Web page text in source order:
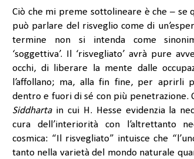
Ciò che mi preme sottolineare è che – se
può parlare del risveglio come di
termine non si intenda come
‘soggettiva’. Il ‘risvegliato’ avrà pure
occhi, di liberare la mente dalle
l’affollano; ma, alla fin fine, per aprirli
dentro e fuori di sé con più penetrazione.
Siddhartain cui H. Hesse evidenzia la
cura dell’interiorità con l’altrettanto
cosmica: “Il risvegliato” intuisce che
tanto nella varietà del mondo naturale